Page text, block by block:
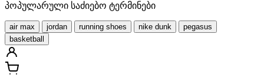
პოპულარული საძიებო ტერმინები
air max jordan running shoes nike dunk
pegasus
basketball